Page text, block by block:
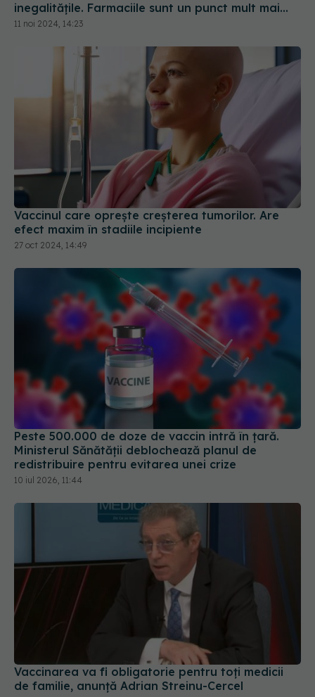
Vaccinul care oprește creșterea tumorilor. Are
efect maxim în stadiile incipiente
27 oct 2024, 14:49
Peste 500.000 de doze de vaccin intră în țară.
Ministerul Sănătății deblochează planul de
redistribuire pentru evitarea unei crize
10 iul 2026, 11:44
Vaccinarea va fi obligatorie pentru toţi medicii
de familie, anunță Adrian Streinu-Cercel
08 apr 2025, 16:17